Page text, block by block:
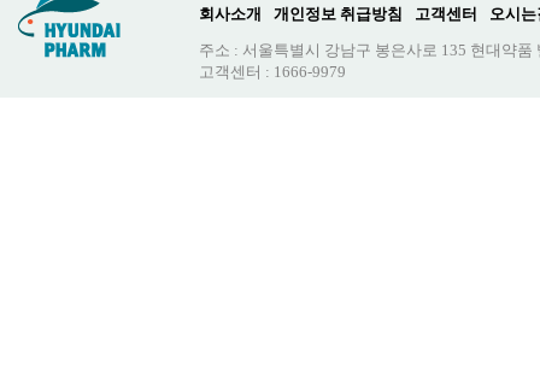
회사소개 개인정보 취급방침 고객센터
오시는
주소 : 서울특별시 강남구 봉은사로 135 현대약품
고객센터 : 1666-9979